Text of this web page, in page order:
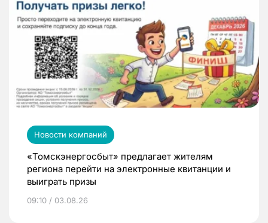
Новости компаний
«Томскэнергосбыт» предлагает жителям
региона перейти на электронные квитанции и
выиграть призы
09:10 / 03.08.26